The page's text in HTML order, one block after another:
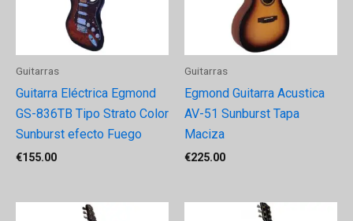
Guitarras
Guitarra Eléctrica Egmond
GS-836TB Tipo Strato Color
Sunburst efecto Fuego
€155.00
Guitarras
Egmond Guitarra Acustica
AV-51 Sunburst Tapa
Maciza
€225.00